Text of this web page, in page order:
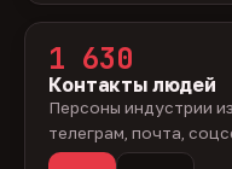
1 630
Контакты людей
Персоны индустрии
телеграм, почта,